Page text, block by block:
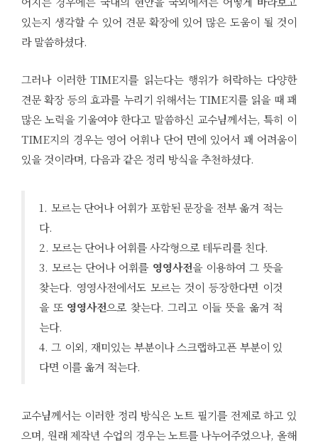
있는지 생각할 수 있어 견문 확장에 있어 많은 도움이 될 것이
라 말씀하셨다.
그러나 이러한 TIME지를 읽는다는 행위가 허락하는 다양한
견문 확장 등의 효과를 누리기 위해서는 TIME지를 읽을 때 꽤
많은 노력을 기울여야 한다고 말씀하신 교수님께서는, 특히 이
TIME지의 경우는 영어 어휘나 단어 면에 있어서 꽤 어려움이
있을 것이라며, 다음과 같은 정리 방식을 추천하셨다.
1. 모르는 단어나 어휘가 포함된 문장을 전부 옮겨 적는
다.
2. 모르는 단어나 어휘를 사각형으로 테두리를 친다.
3. 모르는 단어나 어휘를 영영사전을 이용하여 그 뜻을
찾는다. 영영사전에서도 모르는 것이 등장한다면 이것
을 또 영영사전으로 찾는다. 그리고 이들 뜻을 옮겨 적
는다.
4. 그 이외, 재미있는 부분이나 스크랩하고픈 부분이 있
다면 이를 옮겨 적는다.
교수님께서는 이러한 정리 방식은 노트 필기를 전제로 하고 있
으며, 원래 제작년 수업의 경우는 노트를 나누어주었으나, 올해